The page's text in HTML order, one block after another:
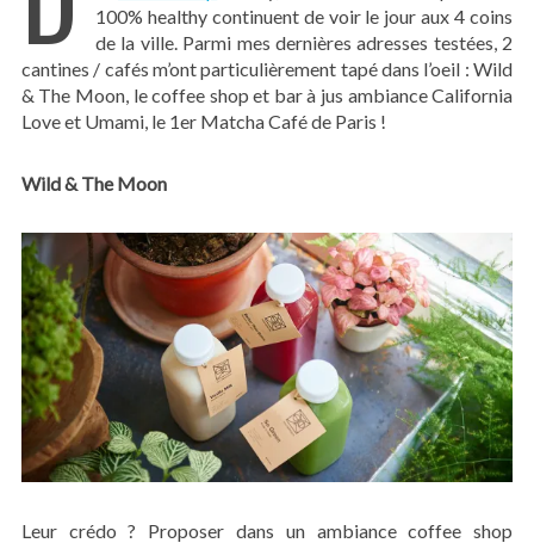
100% healthy continuent de voir le jour aux 4 coins
de la ville. Parmi mes dernières adresses testées, 2
cantines / cafés m’ont particulièrement tapé dans l’oeil : Wild
& The Moon, le coffee shop et bar à jus ambiance California
Love et Umami, le 1er Matcha Café de Paris !
Wild & The Moon
Leur crédo ? Proposer dans un ambiance coffee shop